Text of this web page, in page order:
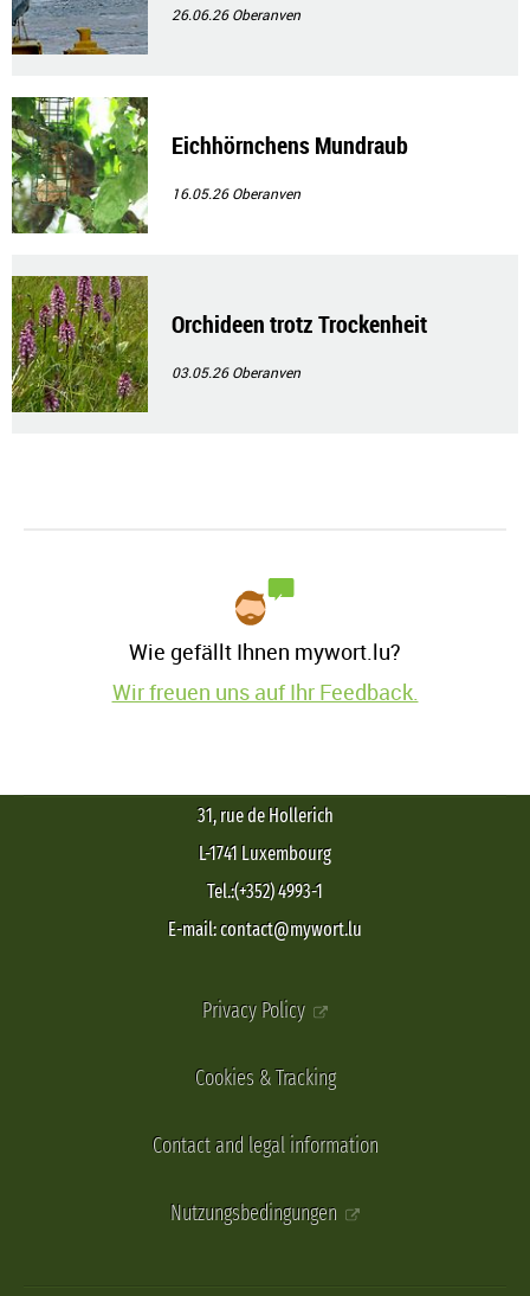
26.06.26Oberanven
Eichhörnchens Mundraub
16.05.26Oberanven
Orchideen trotz Trockenheit
03.05.26Oberanven
Wie gefällt Ihnen mywort.lu?
Wir freuen uns auf Ihr Feedback.
31, rue de Hollerich
L-1741 Luxembourg
Tel.:(+352) 4993-1
E-mail: contact@mywort.lu
Privacy Policy
Cookies & Tracking
Contact and legal information
Nutzungsbedingungen